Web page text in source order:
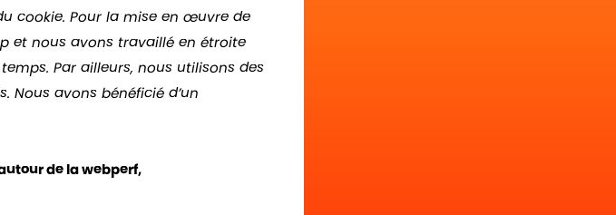
cookie. Pour la mise en œuvre de
et nous avons travaillé en étroite
Par ailleurs, nous utilisons des
Nous avons bénéficié d’un
de la webperf,